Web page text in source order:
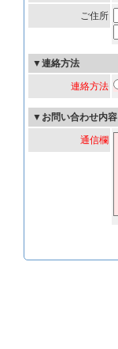
ご住所
▼連絡方法
連絡方法
▼お問い合わせ内容
通信欄